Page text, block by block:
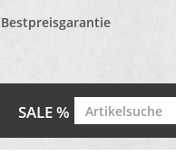
Bestpreisgarantie
SALE %